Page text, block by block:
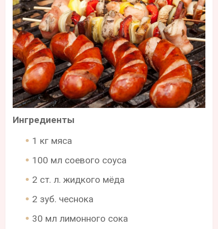
Ингредиенты
1 кг мяса
100 мл соевого соуса
2 ст. л. жидкого мёда
2 зуб. чеснока
30 мл лимонного сока